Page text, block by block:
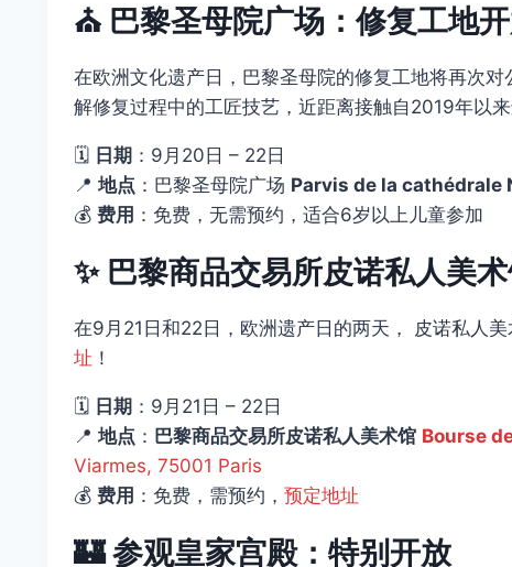
⛪ 巴黎圣母院广场：修复工地
在欧洲文化遗产日，巴黎圣母院的修复工地将再次
解修复过程中的工匠技艺，近距离接触自2019年以来
🗓️ 日期 ：9月20日 – 22日
📍 地点 ：巴黎圣母院广场 Parvis de la cathédrale
💰 费用 ：免费，无需预约，适合6岁以上儿童参加
✨ 巴黎商品交易所皮诺私人美
在9月21日和22日，欧洲遗产日的两天， 皮诺私人
址 ！
🗓️ 日期 ：9月21日 – 22日
📍 地点 ： 巴黎商品交易所皮诺私人美术馆 Bourse
Viarmes, 75001 Paris
💰 费用 ：免费，需预约， 预定地址
🏰参观皇家宫殿：特别开放